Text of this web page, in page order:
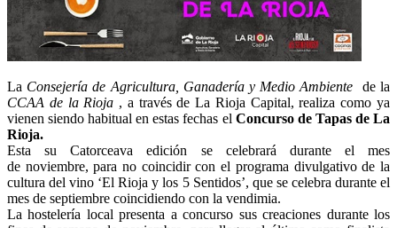
La Consejería de Agricultura, Ganadería y Medio Ambiente de la
CCAA de la Rioja , a través de La Rioja Capital, realiza como ya
vienen siendo habitual en estas fechas el Concurso de Tapas de La
Rioja.
Esta su Catorceava edición se celebrará durante el mes
de noviembre, para no coincidir con el programa divulgativo de la
cultura del vino ‘El Rioja y los 5 Sentidos’, que se celebra durante el
mes de septiembre coincidiendo con la vendimia.
La hostelería local presenta a concurso sus creaciones durante los